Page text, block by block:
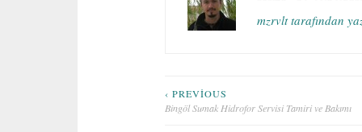
mzrvlt tarafından
Yazı
‹ PREVIOUS
Bingöl Sumak Hidrofor Servisi Tamiri ve Bakımı